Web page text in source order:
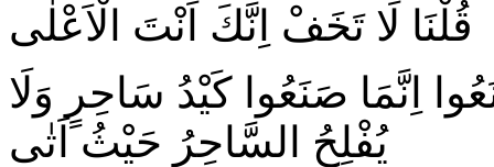
قُلْنَا لَا تَخَفْ اِنَّكَ اَنْتَ الْاَعْلٰى
اِنَّمَا صَنَعُوا كَيْدُ سَاحِرٍ وَلَا
يُفْلِحُ السَّاحِرُ حَيْثُ اَتٰى